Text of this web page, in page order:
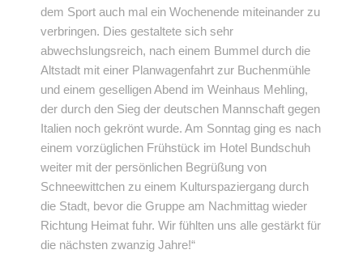
dem Sport auch mal ein Wochenende miteinander zu
verbringen. Dies gestaltete sich sehr
abwechslungsreich, nach einem Bummel durch die
Altstadt mit einer Planwagenfahrt zur Buchenmühle
und einem geselligen Abend im Weinhaus Mehling,
der durch den Sieg der deutschen Mannschaft gegen
Italien noch gekrönt wurde. Am Sonntag ging es nach
einem vorzüglichen Frühstück im Hotel Bundschuh
weiter mit der persönlichen Begrüßung von
Schneewittchen zu einem Kulturspaziergang durch
die Stadt, bevor die Gruppe am Nachmittag wieder
Richtung Heimat fuhr. Wir fühlten uns alle gestärkt für
die nächsten zwanzig Jahre!“